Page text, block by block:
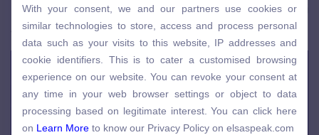
Bước 6. Xem các bản ghi âm ở phần “Các bản ghi
âm”
similar technologies to store, access and process personal
data such as your visits to this website, IP addresses and
cookie identifiers. This is to cater a customised browsing
experience on our website. You can revoke your consent at
any time in your web browser settings or object to data
processing based on legitimate interest. You can click here
on
Learn More to know our Privacy Policy on elsaspeak.com
With your consent, we and our partners use cookies or
similar technologies to store, access and process personal
data such as your visits to this website, IP addresses and
cookie identifiers. This is to cater a customised browsing
experience on our website. You can revoke your consent at
any time in your web browser settings or object to data
processing based on legitimate interest. You can click here
on Learn More to know our Privacy Policy on elsaspeak.com